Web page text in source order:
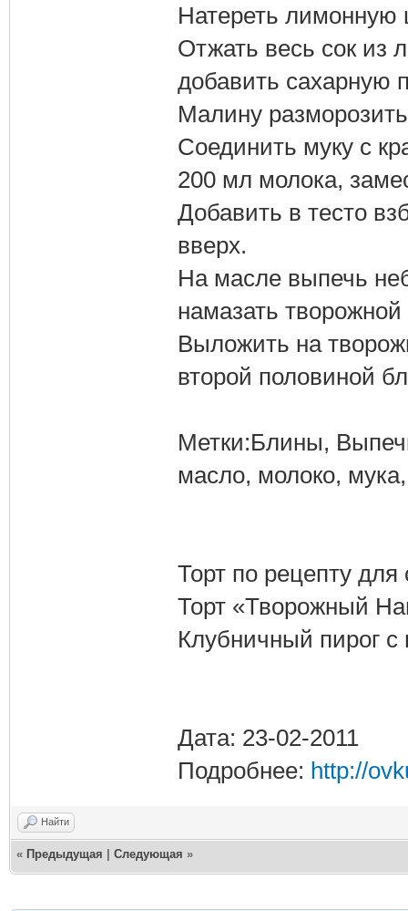
Натереть лимонную
Отжать весь сок из
добавить сахарную
Малину
Соединить муку с
200 мл молока,
Добавить в тесто
вверх.
На масле выпечь
намазать творожной
Выложить на
второй половиной
Метки:Блины,
масло, молоко,
Торт по рецепту
Торт «Творожный
Клубничный пирог
Дата: 23-02-2011
Подробнее: http://
Найти
« Предыдущая Следующая »